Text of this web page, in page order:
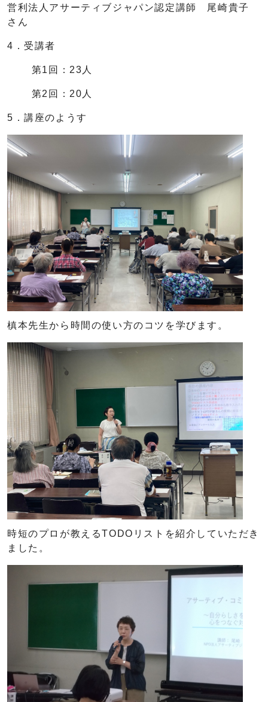
営利法人アサーティブジャパン認定講師 尾崎貴子
さん
4．受講者
第1回：23人
第2回：20人
5．講座のようす
槙本先生から時間の使い方のコツを学びます。
時短のプロが教えるTODOリストを紹介していただき
ました。